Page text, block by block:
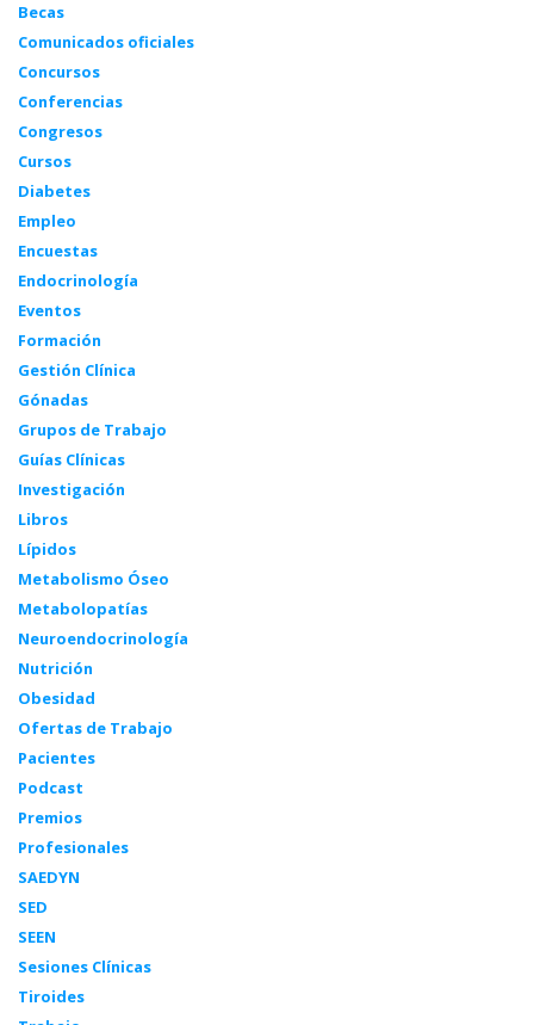
Becas
Comunicados oficiales
Concursos
Conferencias
Congresos
Cursos
Diabetes
Empleo
Encuestas
Endocrinología
Eventos
Formación
Gestión Clínica
Gónadas
Grupos de Trabajo
Guías Clínicas
Investigación
Libros
Lípidos
Metabolismo Óseo
Metabolopatías
Neuroendocrinología
Nutrición
Obesidad
Ofertas de Trabajo
Pacientes
Podcast
Premios
Profesionales
SAEDYN
SED
SEEN
Sesiones Clínicas
Tiroides